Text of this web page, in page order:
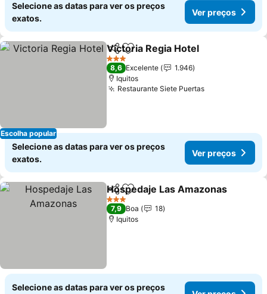
Selecione as datas para ver os preços
exatos.
Ver preços
Escolha popular
PartilharAdicionar aos favoritos
Victoria Regia Hotel
3 Estrelas
8,6 Excelente
1.946
Iquitos
Restaurante Siete Puertas
Selecione as datas para ver os preços
exatos.
Ver preços
PartilharAdicionar aos favoritos
Hospedaje Las Amazonas
3 Estrelas
7,9 Boa
18
Iquitos
Selecione as datas para ver os preços